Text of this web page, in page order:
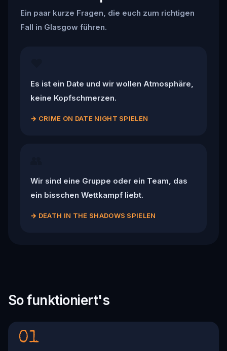
Ein paar kurze Fragen, die euch zum richtigen
Fall in Glasgow führen.
Es ist ein Date und wir wollen Atmosphäre,
keine Kopfschmerzen.
→ CRIME ON DATE NIGHT SPIELEN
Wir sind eine Gruppe oder ein Team, das
ein bisschen Wettkampf liebt.
→ DEATH IN THE SHADOWS SPIELEN
So funktioniert's
01